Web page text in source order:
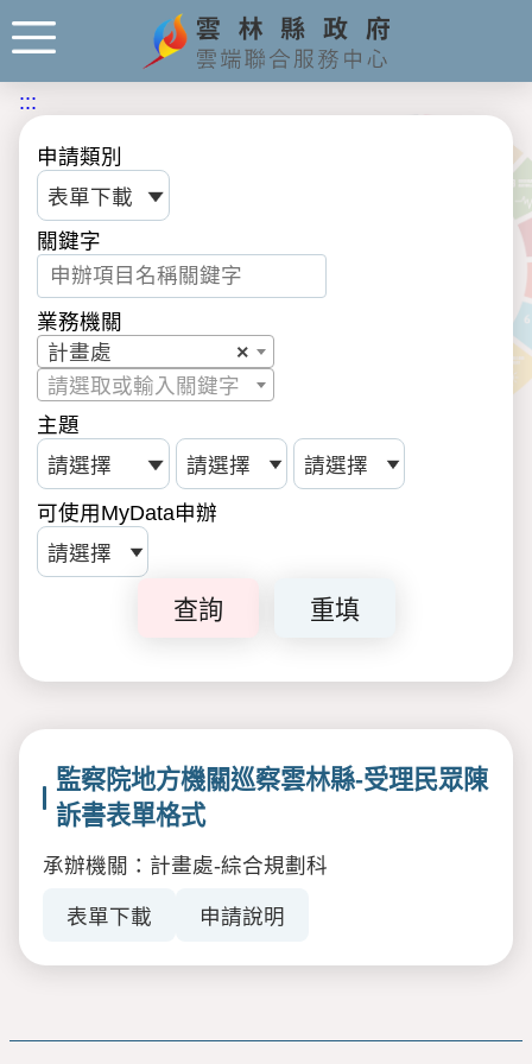
:::
申請類別
關鍵字
業務機關
×
計畫處
請選取或輸入關鍵字
主題
可使用MyData申辦
查詢 重填
監察院地方機關巡察雲林縣-受理民眾陳
訴書表單格式
承辦機關：計畫處-綜合規劃科
表單下載 申請說明